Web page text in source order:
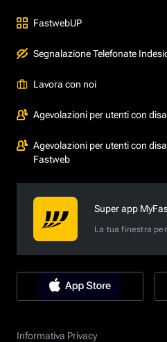
FastwebUP
Segnalazione Telefonate
Lavora con noi
Agevolazioni per utenti con
Agevolazioni per utenti con
Fastweb
Super app
La tua finestra
Informativa Privacy